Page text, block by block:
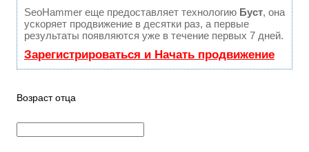
SeoHammer еще предоставляет технологию Буст, она
ускоряет продвижение в десятки раз, а первые
результаты появляются уже в течение первых 7 дней.
Зарегистрироваться и Начать продвижение
Возраст отца